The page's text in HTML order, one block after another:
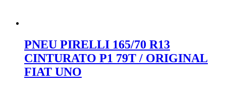
PNEU PIRELLI 165/70 R13
CINTURATO P1 79T / ORIGINAL
FIAT UNO